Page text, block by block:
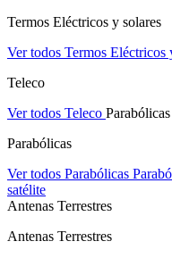
Termos Eléctricos y solares
Ver todos Termos Eléctricos
Teleco
Ver todos Teleco Parabólicas
Parabólicas
Ver todos Parabólicas
satélite
Antenas Terrestres
Antenas Terrestres